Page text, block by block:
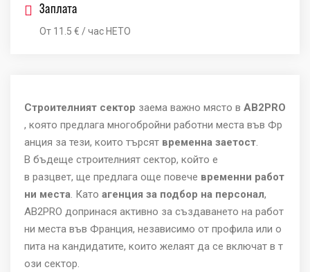
Заплата
От 11.5 € / час НЕТО
Строителният сектор заема важно място в AB2PRO
, която предлага многобройни работни места във Фр
анция за тези, които търсят временна заетост.
В бъдеще строителният сектор, който е
в разцвет, ще предлага още повече временни работ
ни места. Като агенция за подбор на персонал,
AB2PRO допринася активно за създаването на работ
ни места във Франция, независимо от профила или о
пита на кандидатите, които желаят да се включат в т
ози сектор.